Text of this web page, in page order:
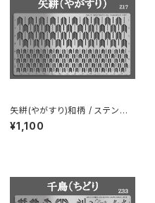
矢絣(やがすり)和柄 / ステンレ
ス製ステンシル(z17)
¥1,100